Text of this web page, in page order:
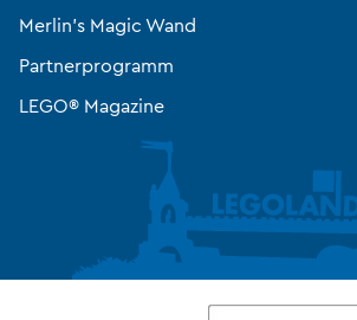
Merlin’s Magic Wand
Partnerprogramm
LEGO® Magazine